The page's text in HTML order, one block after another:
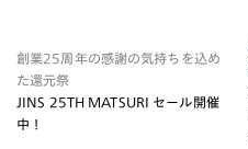
創業25周年の感謝の気持ちを込め
た還元祭
JINS 25TH MATSURI セール開催
中！